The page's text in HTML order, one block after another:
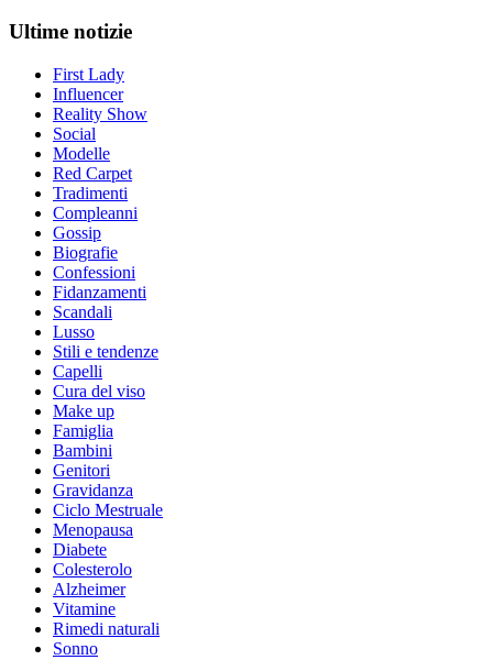
Ultime notizie
First Lady
Influencer
Reality Show
Social
Modelle
Red Carpet
Tradimenti
Compleanni
Gossip
Biografie
Confessioni
Fidanzamenti
Scandali
Lusso
Stili e tendenze
Capelli
Cura del viso
Make up
Famiglia
Bambini
Genitori
Gravidanza
Ciclo Mestruale
Menopausa
Diabete
Colesterolo
Alzheimer
Vitamine
Rimedi naturali
Sonno